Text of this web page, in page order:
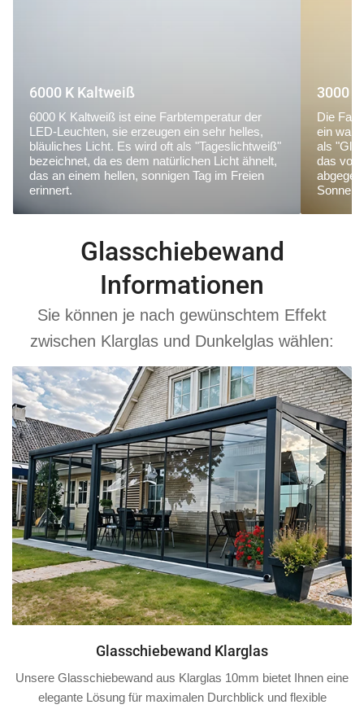
6000 K Kaltweiß
6000 K Kaltweiß ist eine Farbtemperatur der
LED-Leuchten, sie erzeugen ein sehr helles,
bläuliches Licht. Es wird oft als "Tageslichtweiß"
bezeichnet, da es dem natürlichen Licht ähnelt,
das an einem hellen, sonnigen Tag im Freien
erinnert.
3000
Die
ein
als
das von
Glasschiebewand
Informationen
Sie können je nach gewünschtem Effekt
zwischen Klarglas und Dunkelglas wählen:
Glasschiebewand Klarglas
Unsere Glasschiebewand aus Klarglas 10mm bietet Ihnen eine
elegante Lösung für maximalen Durchblick und flexible